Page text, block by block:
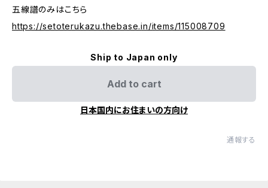
五線譜のみはこちら
https://setoterukazu.thebase.in/items/115008709
Ship to Japan only
Add to cart
日本国内にお住まいの方向け
通報する